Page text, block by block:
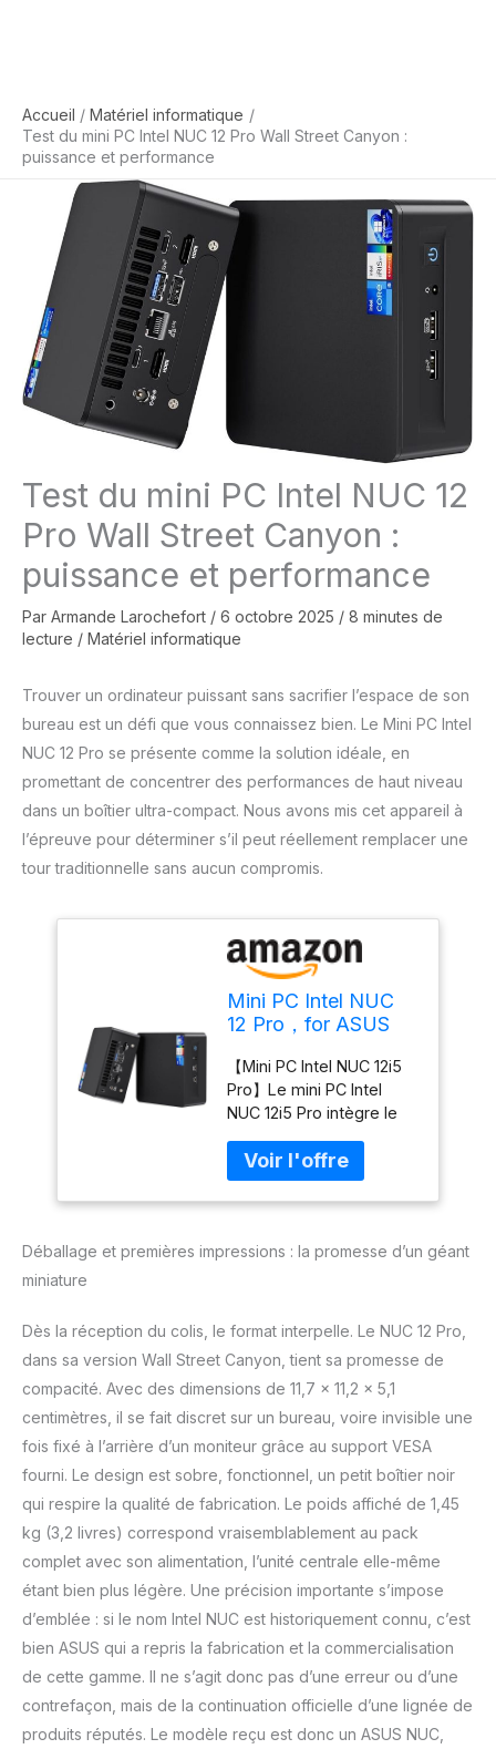
Accueil
Matériel informatique
Test du mini PC Intel NUC 12 Pro Wall Street Canyon :
puissance et performance
Test du mini PC Intel NUC 12
Pro Wall Street Canyon :
puissance et performance
Par Armande Larochefort / 6 octobre 2025 / 8 minutes de
lecture / Matériel informatique
Trouver un ordinateur puissant sans sacrifier l’espace de son
bureau est un défi que vous connaissez bien. Le Mini PC Intel
NUC 12 Pro se présente comme la solution idéale, en
promettant de concentrer des performances de haut niveau
dans un boîtier ultra-compact. Nous avons mis cet appareil à
l’épreuve pour déterminer s’il peut réellement remplacer une
tour traditionnelle sans aucun compromis.
Mini PC Intel NUC
12 Pro，for ASUS
Street Canyon
NUC12WSHi5 i5-
1240P 12e gen, 12
cœurs, 12 Mo Cache
Intel Smart, Turbo
4,4 GHz, Iris XE 28
W, 16 Go RAM, 512
【Mini PC Intel NUC 12i5
Pro】Le mini PC Intel
NUC 12i5 Pro intègre le
1240P de 12e génération,
offrant 12 cœurs (4P+8E),
16 threads, 12 Mo de
jusqu'à 4,4 GHz. Cette
et efficacité énergétique,
idéale pour diverses
applications. Son
système de dissipation
thermique assure un
fonctionnement
silencieux. Les cartes
graphiques Intel Iris Xe
améliorées gèrent le
rendu 3D et le montage
vidéo avec précision.
4K/8K de l'Intel NUC 12】
Avec des options de
connectivité telles que
l'entrée CC, DP 2.1, HDMI
l'Intel NUC 12 assure une
expérience visuelle
Déballage et premières impressions : la promesse d’un géant
miniature
Dès la réception du colis, le format interpelle. Le NUC 12 Pro,
dans sa version Wall Street Canyon, tient sa promesse de
compacité. Avec des dimensions de 11,7 x 11,2 x 5,1
centimètres, il se fait discret sur un bureau, voire invisible une
fois fixé à l’arrière d’un moniteur grâce au support VESA
fourni. Le design est sobre, fonctionnel, un petit boîtier noir
qui respire la qualité de fabrication. Le poids affiché de 1,45
kg (3,2 livres) correspond vraisemblablement au pack
complet avec son alimentation, l’unité centrale elle-même
étant bien plus légère. Une précision importante s’impose
d’emblée : si le nom Intel NUC est historiquement connu, c’est
bien ASUS qui a repris la fabrication et la commercialisation
de cette gamme. Il ne s’agit donc pas d’une erreur ou d’une
contrefaçon, mais de la continuation officielle d’une lignée de
produits réputés. Le modèle reçu est donc un ASUS NUC,